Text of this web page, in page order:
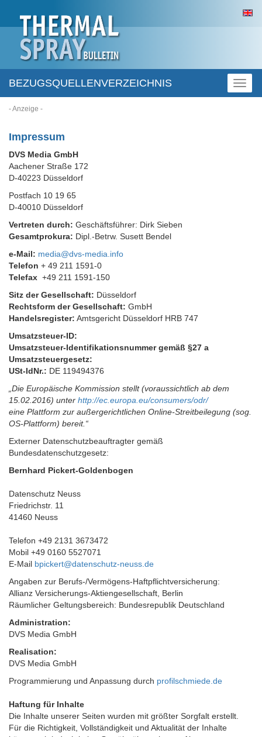
BEZUGSQUELLENVERZEICHNIS
- Anzeige -
Impressum
DVS Media GmbH
Aachener Straße 172
D-40223 Düsseldorf
Postfach 10 19 65
D-40010 Düsseldorf
Vertreten durch: Geschäftsführer: Dirk Sieben
Gesamtprokura: Dipl.-Betrw. Susett Bendel
e-Mail: media@dvs-media.info
Telefon + 49 211 1591-0
Telefax +49 211 1591-150
Sitz der Gesellschaft: Düsseldorf
Rechtsform der Gesellschaft: GmbH
Handelsregister: Amtsgericht Düsseldorf HRB 747
Umsatzsteuer-ID:
Umsatzsteuer-Identifikationsnummer gemäß §27 a
Umsatzsteuergesetz:
USt-IdNr.: DE 119494376
„Die Europäische Kommission stellt (voraussichtlich ab dem
15.02.2016) unter http://ec.europa.eu/consumers/odr/
eine Plattform zur außergerichtlichen Online-Streitbeilegung (sog.
OS-Plattform) bereit.“
Externer Datenschutzbeauftragter gemäß
Bundesdatenschutzgesetz:
Bernhard Pickert-Goldenbogen
Datenschutz Neuss
Friedrichstr. 11
41460 Neuss
Telefon +49 2131 3673472
Mobil +49 0160 5527071
E-Mail bpickert@datenschutz-neuss.de
Angaben zur Berufs-/Vermögens-Haftpflichtversicherung:
Allianz Versicherungs-Aktiengesellschaft, Berlin
Räumlicher Geltungsbereich: Bundesrepublik Deutschland
Administration:
DVS Media GmbH
Realisation:
DVS Media GmbH
Programmierung und Anpassung durch profilschmiede.de
Haftung für Inhalte
Die Inhalte unserer Seiten wurden mit größter Sorgfalt erstellt.
Für die Richtigkeit, Vollständigkeit und Aktualität der Inhalte